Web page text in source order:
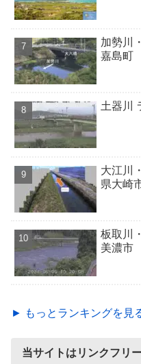
加勢川
嘉島町
土器川
大江川
県大崎
板取川
美濃市
► もっとランキングを見
当サイトはリンクフリ